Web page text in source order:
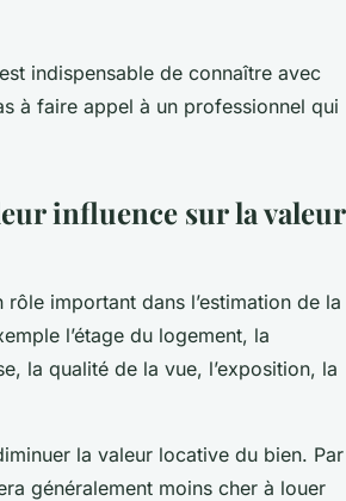
indispensable de connaître avec
à faire appel à un professionnel qui
influence sur la valeur
important dans l’estimation de la
l’étage du logement, la
la qualité de la vue, l’exposition, la
la valeur locative du bien. Par
généralement moins cher à louer